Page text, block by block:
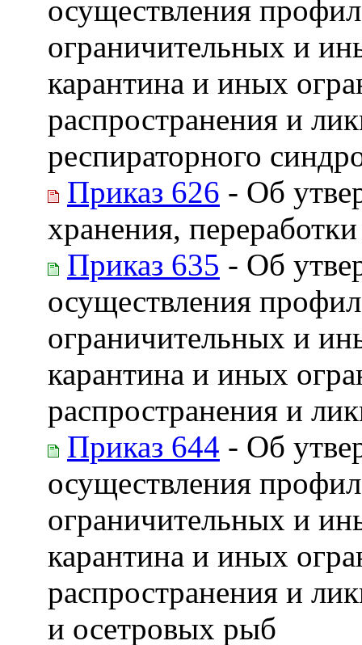
осуществления
ограничительных и
карантина и иных
распространения и
респираторного
Приказ 626 - Об
хранения,
Приказ 635 - Об
осуществления
ограничительных и
карантина и иных
распространения и
Приказ 644 - Об
осуществления
ограничительных и
карантина и иных
распространения и
и осетровых рыб